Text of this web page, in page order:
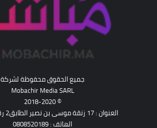
جميع الحقوق محفوظة لشركة
Mobachir Media SARL
© 2018-2020
العنوان : 17 زنقة موسى بن نصير الطابق2 رقم 34 طنجة
الهاتف : 0808520189